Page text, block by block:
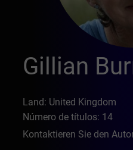
Gillian
Land: United Kingdom
Número de títulos: 14
Kontaktieren Sie den